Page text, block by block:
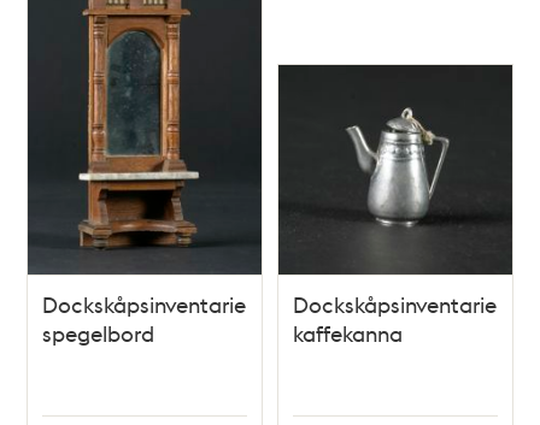
Dockskåpsinventarie;
spegelbord
Dockskåpsinventarie;
kaffekanna